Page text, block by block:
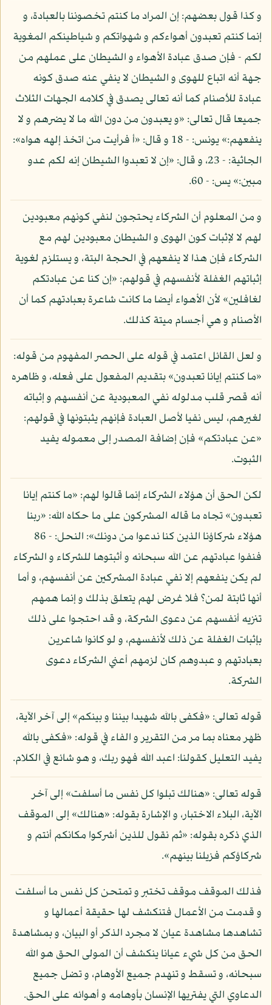
و كذا قول بعضهم: إن المراد ما كنتم تخصوننا بالعبادة، و
إنما كنتم تعبدون أهواءكم و شهواتكم و شياطينكم المغوية
لكم - فإن صدق عبادة الأهواء و الشيطان على عملهم من
جهة أنه اتباع للهوى و الشيطان لا ينفي عنه صدق كونه
عبادة للأصنام كما أنه تعالى يصدق في كلامه الجهات الثلاث
جميعا قال تعالى: «و يعبدون من دون الله ما لا يضرهم و لا
ينفعهم:» يونس: - 18 و قال: «أ فرأيت من اتخذ إلهه هواه»:
الجاثية: - 23، و قال: «إن لا تعبدوا الشيطان إنه لكم عدو
مبين:» يس: - 60.
و من المعلوم أن الشركاء يحتجون لنفي كونهم معبودين
لهم لا لإثبات كون الهوى و الشيطان معبودين لهم مع
الشركاء فإن هذا لا ينفعهم في الحجة البتة، و يستلزم لغوية
إثباتهم الغفلة لأنفسهم في قولهم: «إن كنا عن عبادتكم
لغافلين» لأن الأهواء أيضا ما كانت شاعرة بعبادتهم كما أن
الأصنام و هي أجسام ميتة كذلك.
و لعل القائل اعتمد في قوله على الحصر المفهوم من قوله:
«ما كنتم إيانا تعبدون» بتقديم المفعول على فعله، و ظاهره
أنه قصر قلب مدلوله نفي المعبودية عن أنفسهم و إثباته
لغيرهم، ليس نفيا لأصل العبادة فإنهم يثبتونها في قولهم:
«عن عبادتكم» فإن إضافة المصدر إلى معموله يفيد
الثبوت.
لكن الحق أن هؤلاء الشركاء إنما قالوا لهم: «ما كنتم إيانا
تعبدون» تجاه ما قاله المشركون على ما حكاه الله: «ربنا
هؤلاء شركاؤنا الذين كنا ندعوا من دونك»: النحل: - 86
فنفوا عبادتهم عن الله سبحانه و أثبتوها للشركاء و الشركاء
لم يكن ينفعهم إلا نفي عبادة المشركين عن أنفسهم، و أما
أنها ثابتة لمن؟ فلا غرض لهم يتعلق بذلك و إنما همهم
تنزيه أنفسهم عن دعوى الشركة، و قد احتجوا على ذلك
بإثبات الغفلة عن ذلك لأنفسهم، و لو كانوا شاعرين
بعبادتهم و عبدوهم كان لزمهم أعني الشركاء دعوى
الشركة.
قوله تعالى: «فكفى بالله شهيدا بيننا و بينكم» إلى آخر الآية،
ظهر معناه بما مر من التقرير و الفاء في قوله: «فكفى بالله
يفيد التعليل كقولنا: اعبد الله فهو ربك، و هو شائع في الكلام.
قوله تعالى: «هنالك تبلوا كل نفس ما أسلفت» إلى آخر
الآية، البلاء الاختبار، و الإشارة بقوله: «هنالك» إلى الموقف
الذي ذكره بقوله: «ثم نقول للذين أشركوا مكانكم أنتم و
شركاؤكم فزيلنا بينهم».
فذلك الموقف موقف تختبر و تمتحن كل نفس ما أسلفت
و قدمت من الأعمال فتنكشف لها حقيقة أعمالها و
تشاهدها مشاهدة عيان لا مجرد الذكر أو البيان، و بمشاهدة
الحق من كل شيء عيانا ينكشف أن المولى الحق هو الله
سبحانه، و تسقط و تنهدم جميع الأوهام، و تضل جميع
الدعاوي التي يفتريها الإنسان بأوهامه و أهوائه على الحق.